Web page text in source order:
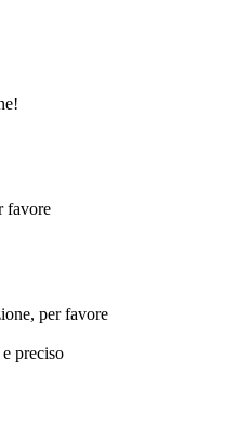
favore
per favore
preciso